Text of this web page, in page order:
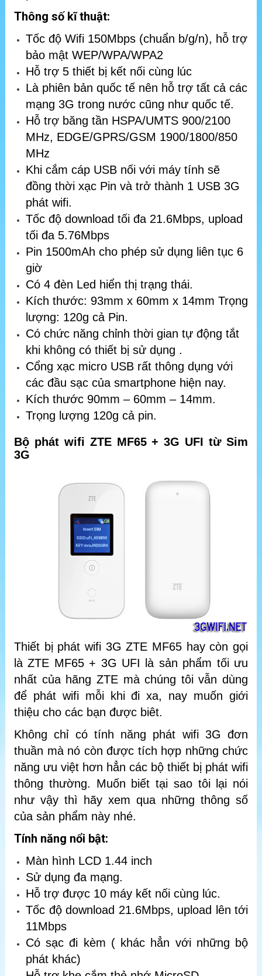
Thông số kĩ thuật:
Tốc độ Wifi 150Mbps (chuẩn b/g/n), hỗ trợ
bảo mật WEP/WPA/WPA2
Hỗ trợ 5 thiết bị kết nối cùng lúc
Là phiên bản quốc tế nên hỗ trợ tất cả các
mạng 3G trong nước cũng như quốc tế.
Hỗ trợ băng tần HSPA/UMTS 900/2100
MHz, EDGE/GPRS/GSM 1900/1800/850
MHz
Khi cắm cáp USB nối với máy tính sẽ
đồng thời xạc Pin và trở thành 1 USB 3G
phát wifi.
Tốc độ download tối đa 21.6Mbps, upload
tối đa 5.76Mbps
Pin 1500mAh cho phép sử dụng liên tục 6
giờ
Có 4 đèn Led hiển thị trạng thái.
Kích thước: 93mm x 60mm x 14mm Trọng
lượng: 120g cả Pin.
Có chức năng chỉnh thời gian tự động tắt
khi không có thiết bị sử dụng .
Cổng xạc micro USB rất thông dụng với
các đầu sạc của smartphone hiện nay.
Kích thước 90mm – 60mm – 14mm.
Trọng lượng 120g cả pin.
Bộ phát wifi ZTE MF65 + 3G UFI từ Sim
3G
Thiết bị phát wifi 3G ZTE MF65 hay còn gọi
là ZTE MF65 + 3G UFI là sản phẩm tối ưu
nhất của hãng ZTE mà chúng tôi vẫn dùng
để phát wifi mỗi khi đi xa, nay muốn giới
thiệu cho các bạn được biêt.
Không chỉ có tính năng phát wifi 3G đơn
thuần mà nó còn được tích hợp những chức
năng ưu việt hơn hẳn các bộ thiết bị phát wifi
thông thường. Muốn biết tại sao tôi lại nói
như vậy thì hãy xem qua những thông số
của sản phẩm này nhé.
Tính năng nổi bật:
Màn hình LCD 1.44 inch
Sử dụng đa mạng.
Hỗ trợ được 10 máy kết nối cùng lúc.
Tốc độ download 21.6Mbps, upload lên tới
11Mbps
Có sạc đi kèm ( khác hẳn với những bộ
phát khác)